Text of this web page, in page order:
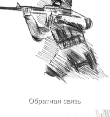
Обратная связь